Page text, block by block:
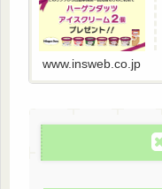
www.insweb.co.jp